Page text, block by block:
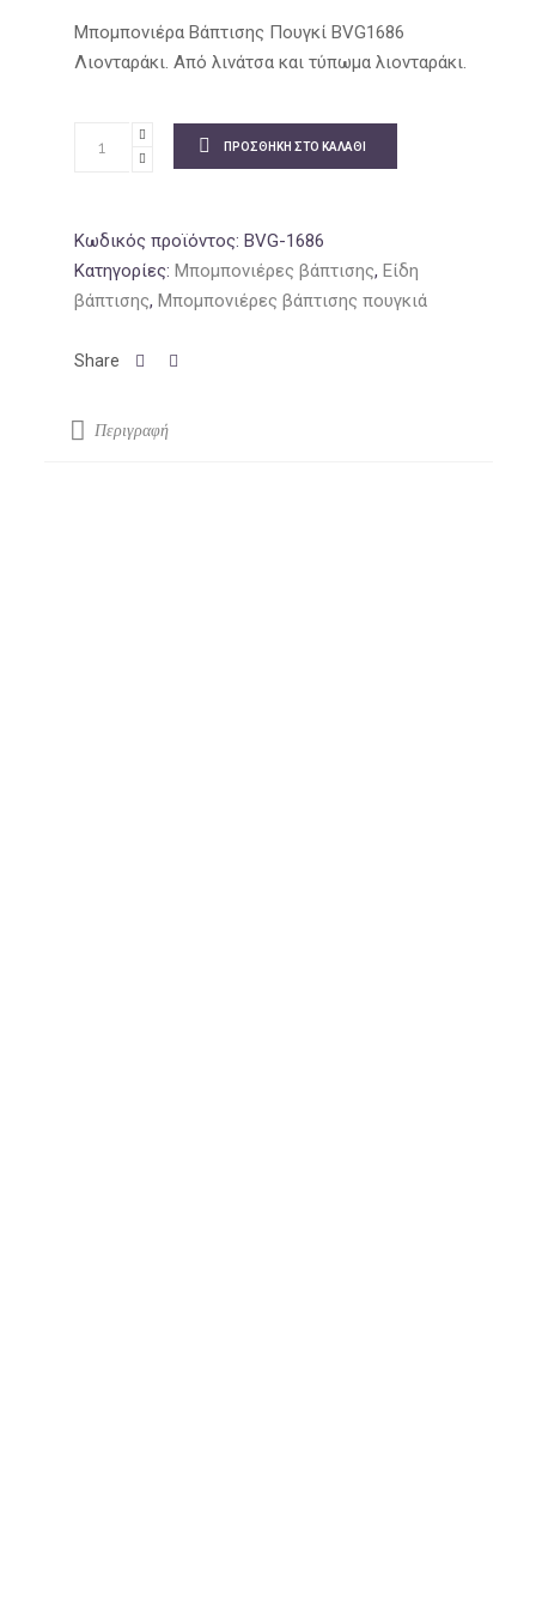
was:
2.21€.
τιμή
είναι:
Μπομπονιέρα Βάπτισης Πουγκί BVG1686
Λιονταράκι. Από λινάτσα και τύπωμα λιονταράκι.
ΠΡΟΣΘΉΚΗ ΣΤΟ ΚΑΛΆΘΙ
Κωδικός προϊόντος: BVG-1686
Κατηγορίες: Μπομπονιέρες βάπτισης, Είδη
βάπτισης, Μπομπονιέρες βάπτισης πουγκιά
Περιγραφή